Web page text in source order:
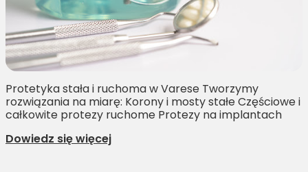
Protetyka stała i ruchoma w Varese Tworzymy
rozwiązania na miarę: Korony i mosty stałe Częściowe i
całkowite protezy ruchome Protezy na implantach
Dowiedz się więcej